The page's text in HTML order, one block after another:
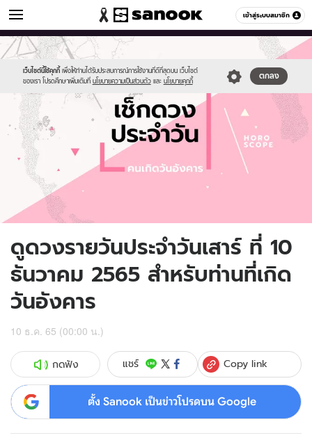
เข้าสู่ระบบสมาชิก
ดูดวง หมวดอื่นๆ
เว็บไซต์นี้ใช้คุกกี้ เพื่อให้ท่านได้รับประสบการณ์การใช้งานที่ดีที่สุดบน เว็บไซต์
ของเรา โปรดศึกษาเพิ่มเติมที่ นโยบายความเป็นส่วนตัว และ นโยบายคุกกี้
ตกลง
Sanook
//s.isanook.com/sr/0/images/logo-
new-
sanook.png
600
60
//s.isanook.com/ho/0/ud/fxd/day/daily-
horoscope-
tuesday.jpg
ดูดวงรายวันประจำวันเสาร์ ที่ 10
ธันวาคม 2565 สำหรับท่านที่เกิด
วันอังคาร
10 ธ.ค. 65 (00:00 น.)
กดฟัง แชร์ Copy link
ตั้ง Sanook เป็นข่าวโปรดบน Google